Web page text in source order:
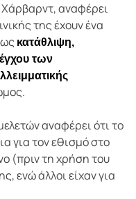
Χάρβαρντ, αναφέρει
της έχουν ένα
κατάθλιψη,
των
αναφέρει ότι το
για τον εθισμό στο
(πριν τη χρήση του
ενώ άλλοι είχαν για